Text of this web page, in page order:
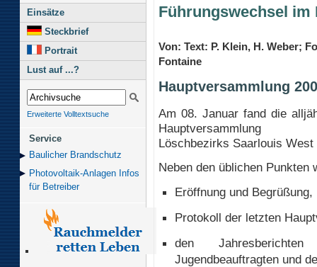
Einsätze
Steckbrief
Portrait
Lust auf ...?
Erweiterte Volltextsuche
Service
Baulicher Brand­schutz
Photovoltaik-Anlagen Infos
für Betreiber
Führungswechsel im
Von: Text: P. Klein, H. Weber;
Fontaine
Hauptversammlung
Am 08. Januar fand die
Löschbezirks Saarlouis
Neben den üblichen Punkten
Eröffnung und Begrüßung,
Protokoll der letzten
den
Jugendbeauftragten und